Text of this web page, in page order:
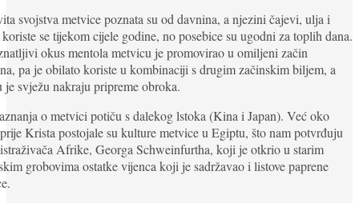
svojstva metvice poznata su od davnina, a njezini čajevi, ulja i
se tijekom cijele godine, no posebice su ugodni za toplih dana.
okus mentola metvicu je promovirao u omiljeni začin
pa je obilato koriste u kombinaciji s drugim začinskim biljem, a
je svježu nakraju pripreme obroka.
o metvici potiču s dalekog lstoka (Kina i Japan). Već oko
Krista postojale su kulture metvice u Egiptu, što nam potvrđuju
Afrike, Georga Schweinfurtha, koji je otkrio u starim
grobovima ostatke vijenca koji je sadržavao i listove paprene